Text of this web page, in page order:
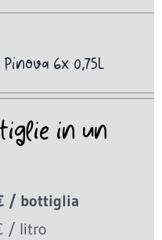
6x 0,75L
in un
/ bottiglia
/ litro